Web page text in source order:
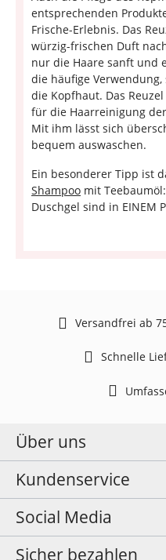
entsprechenden
Frische-Erlebnis. Das
würzig-frischen Duft
nur die Haare sanft und
die häufige
die Kopfhaut. Das
für die Haarreinigung
Mit ihm lässt sich
bequem auswaschen.
Ein besonderer Tipp ist
Shampoo mit
Duschgel sind in EINEM
Versandfrei ab
Schnelle
Über uns
Kundenservice
Social Media
Sicher bezahlen